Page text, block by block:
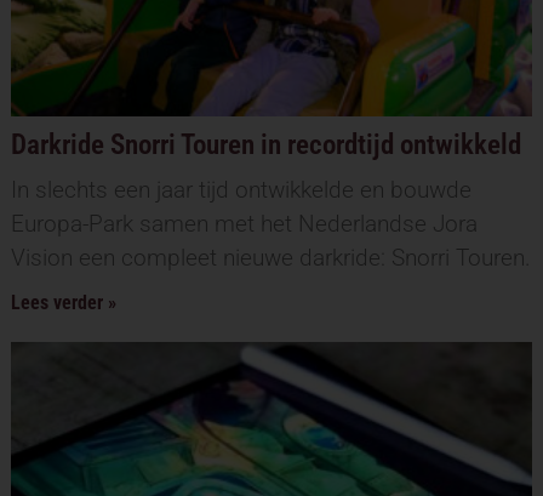
Darkride Snorri Touren in recordtijd ontwikkeld
In slechts een jaar tijd ontwikkelde en bouwde
Europa-Park samen met het Nederlandse Jora
Vision een compleet nieuwe darkride: Snorri Touren.
Lees verder »